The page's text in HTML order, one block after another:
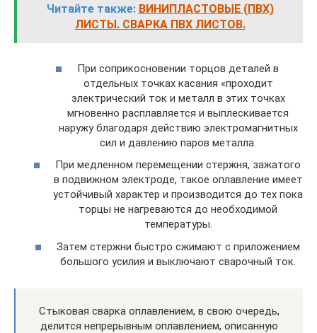
Читайте также: ВИНИПЛАСТОВЫЕ (ПВХ)
ЛИСТЫ. СВАРКА ПВХ ЛИСТОВ.
При соприкосновении торцов деталей в
отдельных точках касания «проходит
электрический ток и металл в этих точках
мгновенно расплавляется и выплескивается
наружу благодаря действию электромагнитных
сил и давлению паров металла.
При медленном перемещении стержня, зажатого
в подвижном электроде, такое оплавление имеет
устойчивый характер и производится до тех пока
торцы не нагреваются до необходимой
температуры.
Затем стержни быстро сжимают с приложением
большого усилия и выключают сварочный ток.
Стыковая сварка оплавлением, в свою очередь,
делится непрерывным оплавлением, описанную